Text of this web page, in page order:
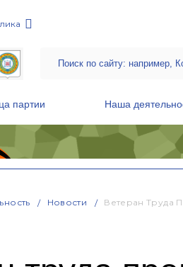
партии Наша
Новости Ветеран Труда